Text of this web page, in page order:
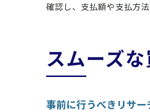
確認し、支払額や支払方
スムーズ
事前に行うべきリサー